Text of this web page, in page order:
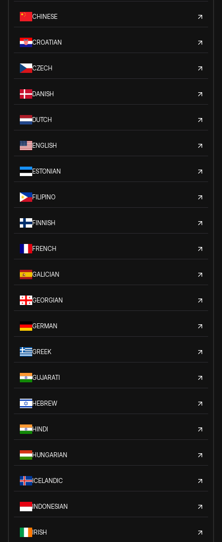
CHINESE
CROATIAN
CZECH
DANISH
DUTCH
ENGLISH
ESTONIAN
FILIPINO
FINNISH
FRENCH
GALICIAN
GEORGIAN
GERMAN
GREEK
GUJARATI
HEBREW
HINDI
HUNGARIAN
ICELANDIC
INDONESIAN
IRISH